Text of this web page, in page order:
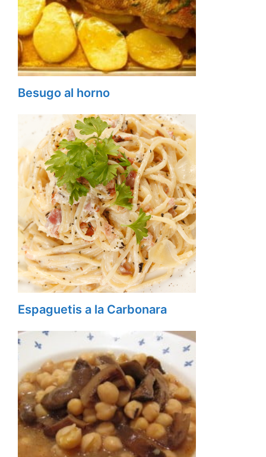
Besugo al horno
Espaguetis a la Carbonara